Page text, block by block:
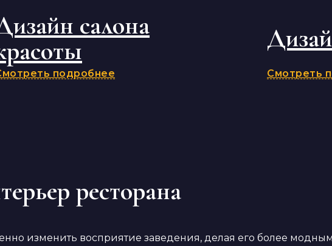
салона
подробнее Смотреть
ресторана
изменить восприятие заведения, делая его более